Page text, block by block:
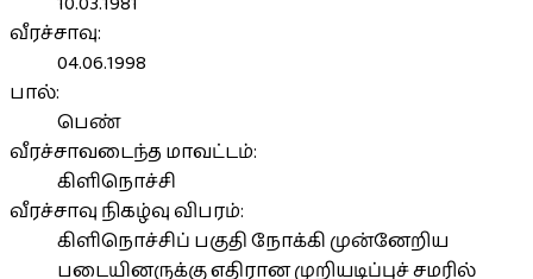
வீரச்சாவு:
04.06.1998
பால்:
பெண்
வீரச்சாவடைந்த மாவட்டம்:
கிளிநொச்சி
வீரச்சாவு நிகழ்வு விபரம்:
கிளிநொச்சிப் பகுதி நோக்கி முன்னேறிய
படையினருக்கு எதிரான முறியடிப்புச் சமரில்